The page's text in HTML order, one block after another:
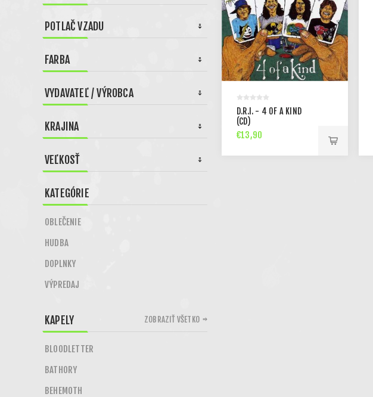
D.R.I. - 4 OF A KIND
(CD)
€13,90
POTLAČ VZADU
FARBA
VYDAVATEĽ / VÝROBCA
KRAJINA
VEĽKOSŤ
KATEGÓRIE
OBLEČENIE
HUDBA
DOPLNKY
VÝPREDAJ
KAPELY
BLOODLETTER
BATHORY
BEHEMOTH
ZOBRAZIŤ VŠETKO